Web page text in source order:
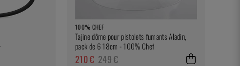
100% CHEF
Tajine dôme pour pistolets fumants Aladin,
pack de 6 18cm - 100% Chef
210 € 249 €